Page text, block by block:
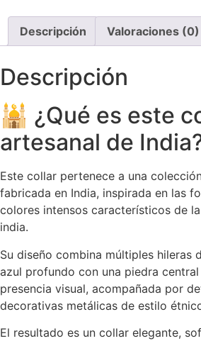
Descripción Valoraciones (0)
Descripción
🕌 ¿Qué es este
artesanal de
Este collar pertenece a una
fabricada en India, inspirada en las
colores intensos característicos de
india.
Su diseño combina múltiples hileras
azul profundo con una piedra
presencia visual, acompañada por
decorativas metálicas de estilo
El resultado es un collar elegante,